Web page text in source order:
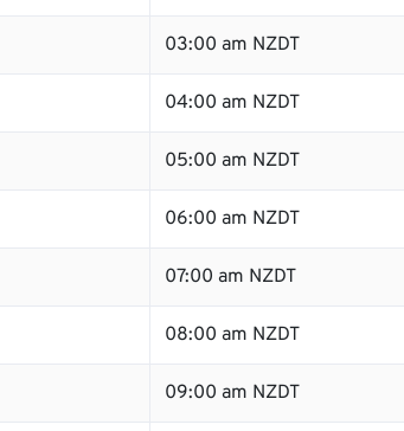
03:00 am NZDT
04:00 am NZDT
05:00 am NZDT
06:00 am NZDT
07:00 am NZDT
08:00 am NZDT
09:00 am NZDT